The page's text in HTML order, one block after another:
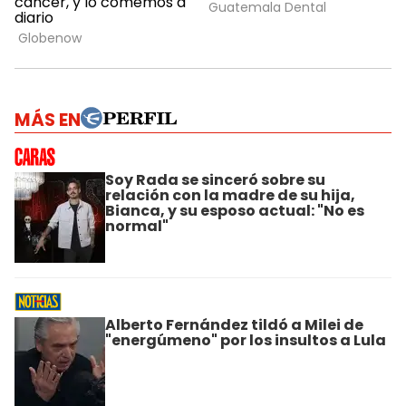
MÁS EN
Soy Rada se sinceró sobre su
relación con la madre de su hija,
Bianca, y su esposo actual: "No es
normal"
Alberto Fernández tildó a Milei de
"energúmeno" por los insultos a Lula